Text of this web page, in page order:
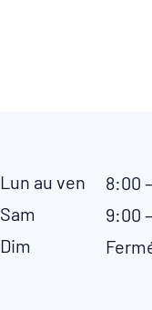
Lun au ven
8:00
Sam
9:00
Dim